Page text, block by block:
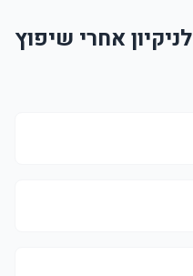
למה לבחור בפוליש 7 לניקיון אחרי שיפוץ